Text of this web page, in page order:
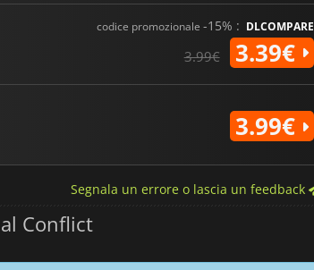
codice promozionale -15% : DLCOMPARE
3.99€ 3.39€
3.99€
Segnala un errore o lascia un feedback
Conflict